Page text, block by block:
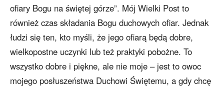
ofiary Bogu na świętej górze”. Mój Wielki Post to
również czas składania Bogu duchowych ofiar. Jednak
łudzi się ten, kto myśli, że jego ofiarą będą dobre,
wielkopostne uczynki lub też praktyki pobożne. To
wszystko dobre i piękne, ale nie moje – jest to owoc
mojego posłuszeństwa Duchowi Świętemu, a gdy chcę